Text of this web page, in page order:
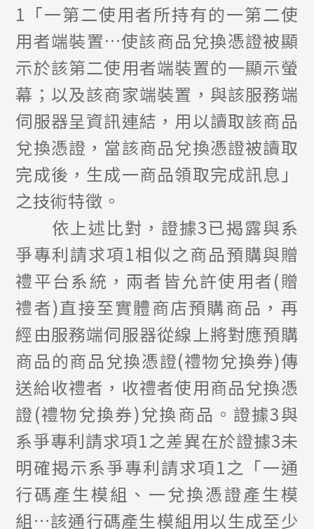
1「一第二使用者所持有的一第二使
用者端裝置…使該商品兌換憑證被顯
示於該第二使用者端裝置的一顯示螢
幕；以及該商家端裝置，與該服務端
伺服器呈資訊連結，用以讀取該商品
兌換憑證，當該商品兌換憑證被讀取
完成後，生成一商品領取完成訊息」
之技術特徵。
依上述比對，證據3已揭露與系
爭專利請求項1相似之商品預購與贈
禮平台系統，兩者皆允許使用者(贈
禮者)直接至實體商店預購商品，再
經由服務端伺服器從線上將對應預購
商品的商品兌換憑證(禮物兌換券)傳
送給收禮者，收禮者使用商品兌換憑
證(禮物兌換券)兌換商品。證據3與
系爭專利請求項1之差異在於證據3未
明確揭示系爭專利請求項1之「一通
行碼產生模組、一兌換憑證產生模
組…該通行碼產生模組用以生成至少